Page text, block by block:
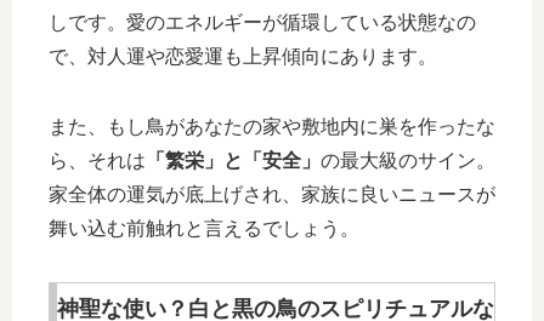
しです。愛のエネルギーが循環している状態なの
で、対人運や恋愛運も上昇傾向にあります。
また、もし鳥があなたの家や敷地内に巣を作ったな
ら、それは 「繁栄」と「安全」 の最大級のサイン。
家全体の運気が底上げされ、家族に良いニュースが
舞い込む前触れと言えるでしょう。
神聖な使い？白と黒の鳥のスピリチュアルな